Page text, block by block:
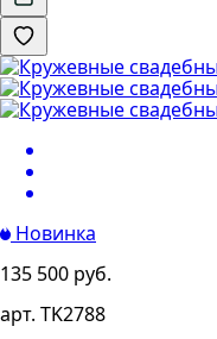
Новинка
135 500 руб.
арт. TK2788